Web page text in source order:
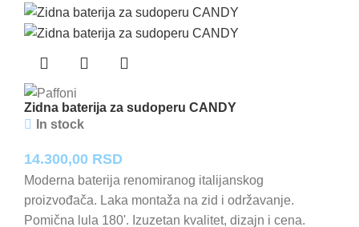
Zidna baterija za sudoperu CANDY
In stock
14.300,00 RSD
Moderna baterija renomiranog italijanskog
proizvođača. Laka montaža na zid i održavanje.
Pomična lula 180'. Izuzetan kvalitet, dizajn i cena.